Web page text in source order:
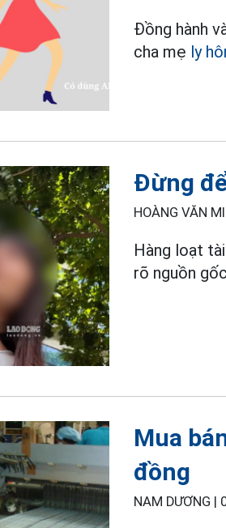
Đồng hành
cha mẹ ly
Đừng
HOÀNG VĂN
Hàng loạt
rõ nguồn
Mua
đồng
NAM DƯƠNG |